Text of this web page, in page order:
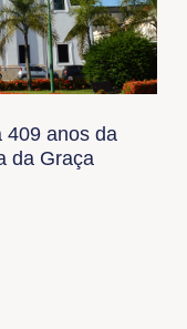
409 anos da
da Graça